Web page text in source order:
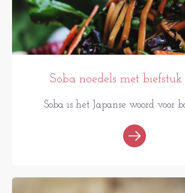
Soba noedels met biefstuk
Soba is het Japanse woord voor